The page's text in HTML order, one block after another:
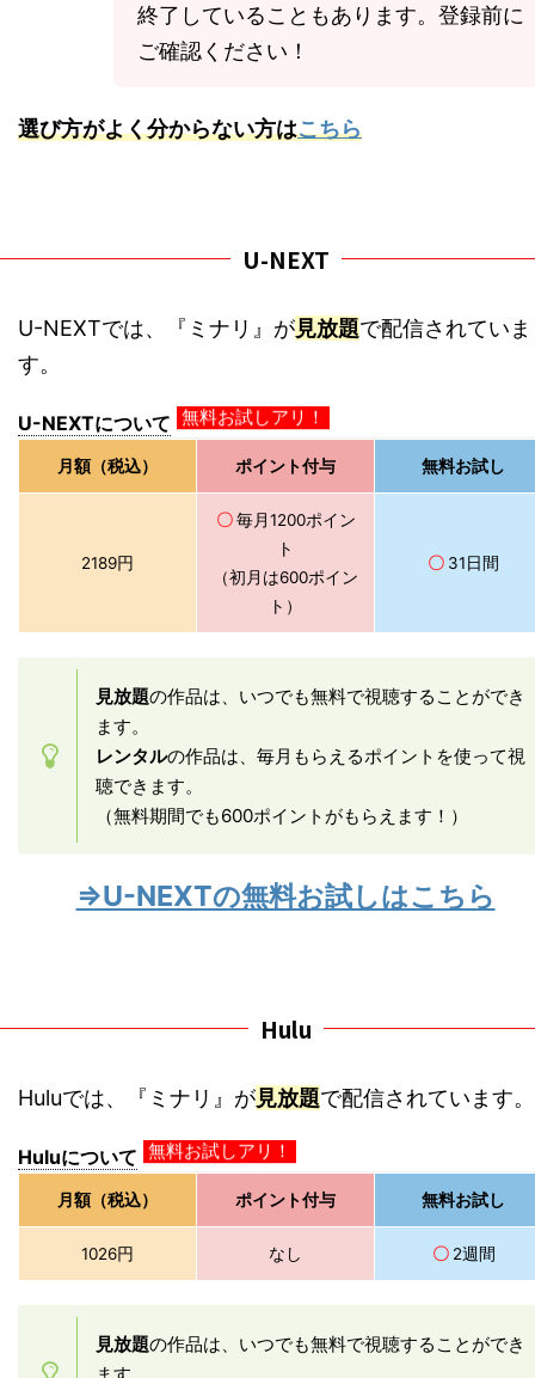
終了していることもあります。登録前に
ご確認ください！
選び方がよく分からない方はこちら
U-NEXT
U-NEXTでは、『ミナリ』が見放題で配信されていま
す。
U-NEXTについて 無料お試しアリ！
月額（税込） ポイント付与 無料お試し
2189円
〇毎月1200ポイン
ト
（初月は600ポイン
ト）
〇 31日間
見放題の作品は、いつでも無料で視聴することができ
ます。
レンタルの作品は、毎月もらえるポイントを使って視
聴できます。
（無料期間でも600ポイントがもらえます！）
⇒U-NEXTの無料お試しはこちら
Hulu
Huluでは、『ミナリ』が見放題で配信されています。
Huluについて 無料お試しアリ！
月額（税込） ポイント付与 無料お試し
1026円 なし 〇 2週間
見放題の作品は、いつでも無料で視聴することができ
ます。